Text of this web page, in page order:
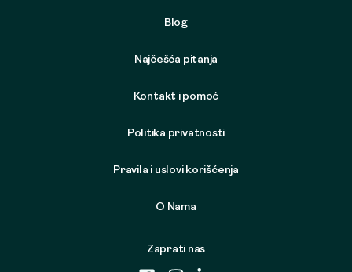
Blog
Najčešća pitanja
Kontakt i pomoć
Politika privatnosti
Pravila i uslovi korišćenja
O Nama
Zaprati nas